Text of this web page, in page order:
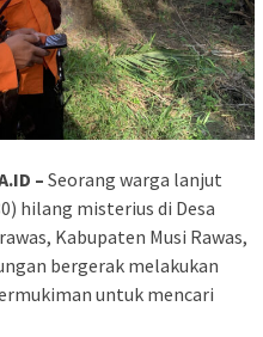
– Seorang warga lanjut
hilang misterius di Desa
Kabupaten Musi Rawas,
bergerak melakukan
untuk mencari